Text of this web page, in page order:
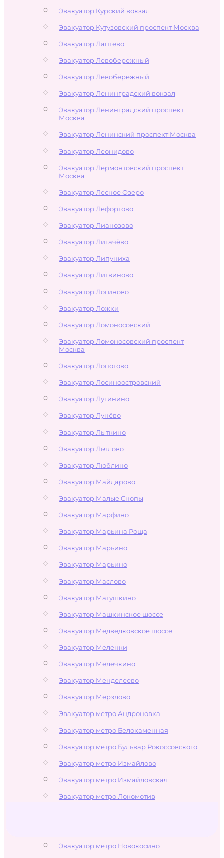
Эвакуатор Курский вокзал
Эвакуатор Кутузовский проспект Москва
Эвакуатор Лаптево
Эвакуатор Левобережный
Эвакуатор Левобережный
Эвакуатор Ленинградский вокзал
Эвакуатор Ленинградский проспект
Москва
Эвакуатор Ленинский проспект Москва
Эвакуатор Леонидово
Эвакуатор Лермонтовский проспект
Москва
Эвакуатор Лесное Озеро
Эвакуатор Лефортово
Эвакуатор Лианозово
Эвакуатор Лигачёво
Эвакуатор Липуниха
Эвакуатор Литвиново
Эвакуатор Логиново
Эвакуатор Ложки
Эвакуатор Ломоносовский
Эвакуатор Ломоносовский проспект
Москва
Эвакуатор Лопотово
Эвакуатор Лосиноостровский
Эвакуатор Лугинино
Эвакуатор Лунёво
Эвакуатор Лыткино
Эвакуатор Льялово
Эвакуатор Люблино
Эвакуатор Майдарово
Эвакуатор Малые Снопы
Эвакуатор Марфино
Эвакуатор Марьина Роща
Эвакуатор Марьино
Эвакуатор Марьино
Эвакуатор Маслово
Эвакуатор Матушкино
Эвакуатор Машкинское шоссе
Эвакуатор Медведковское шоссе
Эвакуатор Меленки
Эвакуатор Мелечкино
Эвакуатор Менделеево
Эвакуатор Мерзлово
Эвакуатор метро Андроновка
Эвакуатор метро Белокаменная
Эвакуатор метро Бульвар Рокоссовского
Эвакуатор метро Измайлово
Эвакуатор метро Измайловская
Эвакуатор метро Локомотив
Эвакуатор метро Новокосино